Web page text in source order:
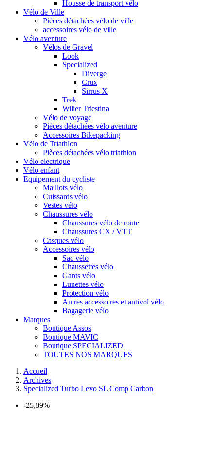
Housse de transport vélo
Vélo de Ville
Pièces détachées vélo de ville
accessoires vélo de ville
Vélo aventure
Vélos de Gravel
Look
Specialized
Diverge
Crux
Sirrus X
Trek
Wilier Triestina
Vélo de voyage
Pièces détachées vélo aventure
Accessoires Bikepacking
Vélo de Triathlon
Pièces détachées vélo triathlon
Vélo electrique
Vélo enfant
Equipement du cycliste
Maillots vélo
Cuissards vélo
Vestes vélo
Chaussures vélo
Chaussures vélo de route
Chaussures CX / VTT
Casques vélo
Accessoires vélo
Sac vélo
Chaussettes vélo
Gants vélo
Lunettes vélo
Protection vélo
Autres accessoires et antivol vélo
Bagagerie vélo
Marques
Boutique Assos
Boutique MAVIC
Boutique SPECIALIZED
TOUTES NOS MARQUES
Accueil
Archives
Specialized Turbo Levo SL Comp Carbon
-25,89%